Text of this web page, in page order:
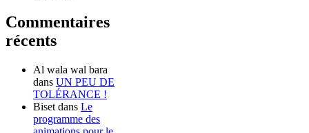
Commentaires
récents
Al wala wal bara
dans UN PEU DE
TOLÉRANCE !
Biset dans Le
programme des